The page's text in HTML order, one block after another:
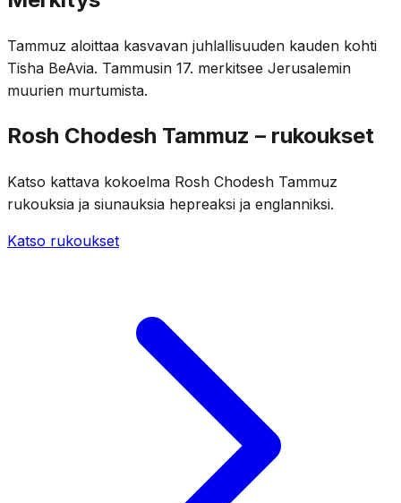
Tammuz aloittaa kasvavan juhlallisuuden kauden kohti
Tisha BeAvia. Tammusin 17. merkitsee Jerusalemin
muurien murtumista.
Rosh Chodesh Tammuz – rukoukset
Katso kattava kokoelma Rosh Chodesh Tammuz
rukouksia ja siunauksia hepreaksi ja englanniksi.
Katso rukoukset